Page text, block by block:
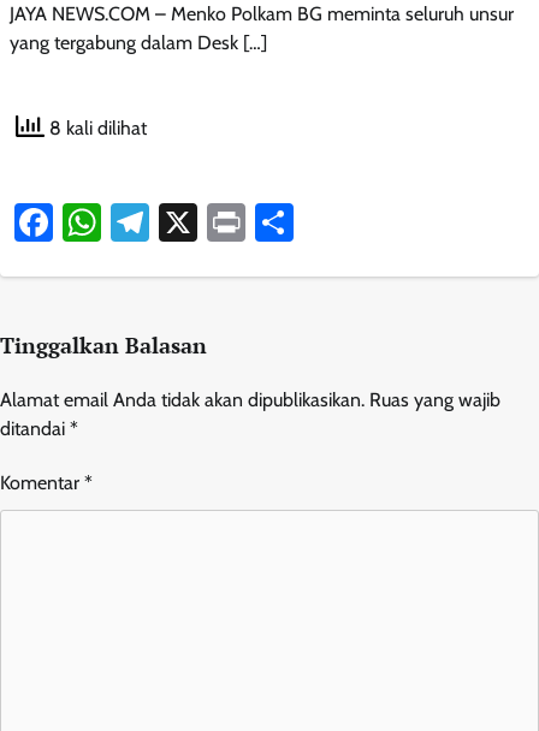
JAYA NEWS.COM – Menko Polkam BG meminta seluruh unsur
yang tergabung dalam Desk […]
8 kali dilihat
Facebook
WhatsApp
Telegram
X Print
Tinggalkan Balasan
Alamat email Anda tidak akan dipublikasikan. Ruas yang wajib
ditandai *
Komentar *